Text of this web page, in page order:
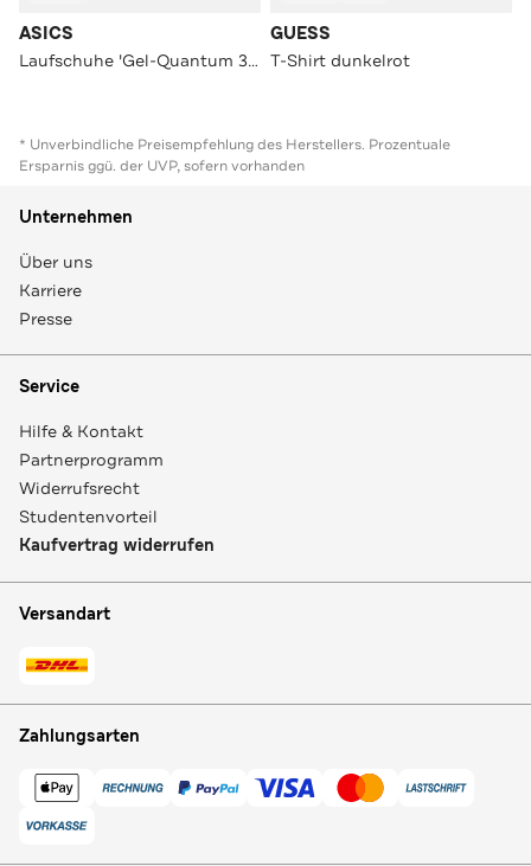
ASICS
Laufschuhe 'Gel-Quantum 360' mehrfarbig
GUESS
T-Shirt dunkelrot
* Unverbindliche Preisempfehlung des Herstellers. Prozentuale
Ersparnis ggü. der UVP, sofern vorhanden
Unternehmen
Über uns
Karriere
Presse
Service
Hilfe & Kontakt
Partnerprogramm
Widerrufsrecht
Studentenvorteil
Kaufvertrag widerrufen
Versandart
Zahlungsarten